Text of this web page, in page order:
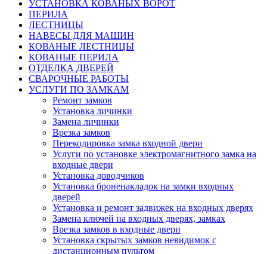
УСТАНОВКА КОВАНЫХ ВОРОТ
ПЕРИЛА
ЛЕСТНИЦЫ
НАВЕСЫ ДЛЯ МАШИН
КОВАНЫЕ ЛЕСТНИЦЫ
КОВАНЫЕ ПЕРИЛА
ОТДЕЛКА ДВЕРЕЙ
СВАРОЧНЫЕ РАБОТЫ
УСЛУГИ ПО ЗАМКАМ
Ремонт замков
Установка личинки
Замена личинки
Врезка замков
Перекодировка замка входной двери
Услуги по установке электромагнитного замка на
входные двери
Установка доводчиков
Установка броненакладок на замки входных
дверей
Установка и ремонт задвижек на входных дверях
Замена ключей на входных дверях, замках
Врезка замков в входные двери
Установка скрытых замков невидимок с
дистанционным пультом